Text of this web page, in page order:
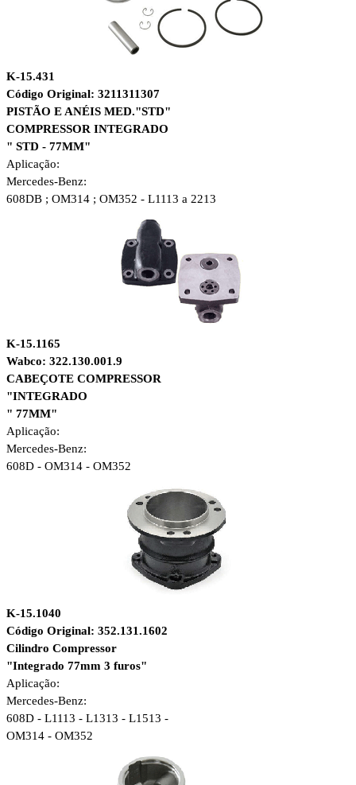
K-15.431
Código Original: 3211311307
PISTÃO E ANÉIS MED."STD"
COMPRESSOR INTEGRADO
" STD - 77MM"
Aplicação:
Mercedes-Benz:
608DB ; OM314 ; OM352 - L1113 a 2213
K-15.1165
Wabco: 322.130.001.9
CABEÇOTE COMPRESSOR
"INTEGRADO
" 77MM"
Aplicação:
Mercedes-Benz:
608D - OM314 - OM352
K-15.1040
Código Original: 352.131.1602
Cilindro Compressor
"Integrado 77mm 3 furos"
Aplicação:
Mercedes-Benz:
608D - L1113 - L1313 - L1513 -
OM314 - OM352